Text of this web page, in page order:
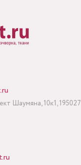
Шаумяна, 10к1, 195027